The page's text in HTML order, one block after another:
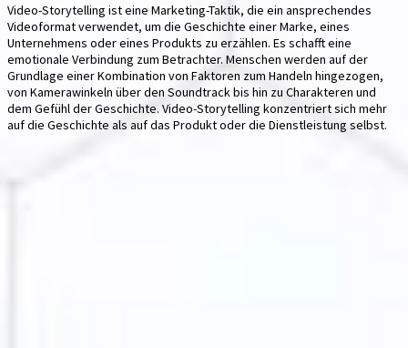
Video-Storytelling ist eine Marketing-Taktik, die ein ansprechendes
Videoformat verwendet, um die Geschichte einer Marke, eines
Unternehmens oder eines Produkts zu erzählen. Es schafft eine
emotionale Verbindung zum Betrachter. Menschen werden auf der
Grundlage einer Kombination von Faktoren zum Handeln hingezogen,
von Kamerawinkeln über den Soundtrack bis hin zu Charakteren und
dem Gefühl der Geschichte. Video-Storytelling konzentriert sich mehr
auf die Geschichte als auf das Produkt oder die Dienstleistung selbst.